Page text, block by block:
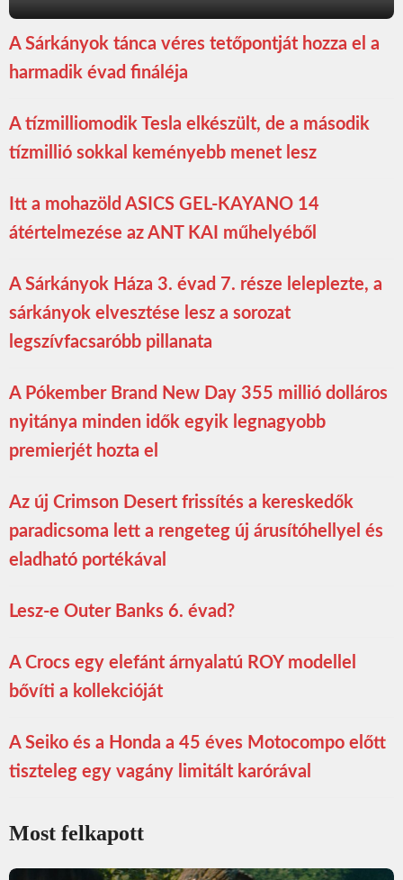
A Sárkányok tánca véres tetőpontját hozza el a
harmadik évad fináléja
A tízmilliomodik Tesla elkészült, de a második
tízmillió sokkal keményebb menet lesz
Itt a mohazöld ASICS GEL-KAYANO 14
átértelmezése az ANT KAI műhelyéből
A Sárkányok Háza 3. évad 7. része leleplezte, a
sárkányok elvesztése lesz a sorozat
legszívfacsaróbb pillanata
A Pókember Brand New Day 355 millió dolláros
nyitánya minden idők egyik legnagyobb
premierjét hozta el
Az új Crimson Desert frissítés a kereskedők
paradicsoma lett a rengeteg új árusítóhellyel és
eladható portékával
Lesz-e Outer Banks 6. évad?
A Crocs egy elefánt árnyalatú ROY modellel
bővíti a kollekcióját
A Seiko és a Honda a 45 éves Motocompo előtt
tiszteleg egy vagány limitált karórával
Most felkapott